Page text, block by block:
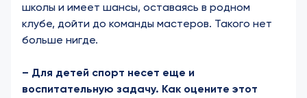
школы и имеет шансы, оставаясь в родном
клубе, дойти до команды мастеров. Такого нет
больше нигде.
– Для детей спорт несет еще и
воспитательную задачу. Как оцените этот